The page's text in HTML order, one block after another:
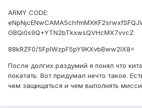
ARMY CODE:
GBQi0s9Q+YTN2bTkxwsQVHcMX7vvcZ
88kRZF0/5FplWzpF5pY9KXvbBww2IX8=
После долгих раздумий я понял что
покатать. Вот придумал нечто такое.
чем защищаться и чем выполнять